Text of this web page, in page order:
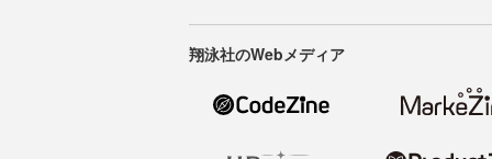
翔泳社のWebメディア